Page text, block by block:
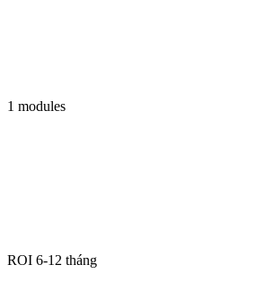
1 modules
ROI 6-12 tháng